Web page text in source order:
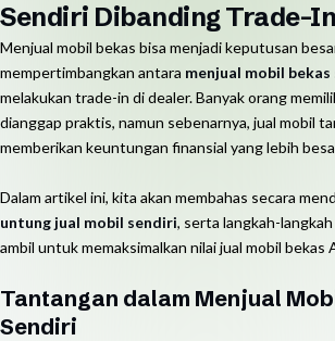
Sendiri Dibanding Trade-In
Menjual mobil bekas bisa menjadi keputusan
mempertimbangkan antara menjual mobil
melakukan trade-in di dealer. Banyak orang
dianggap praktis, namun sebenarnya, jual mobil
memberikan keuntungan finansial yang lebih
Dalam artikel ini, kita akan membahas secara
untung jual mobil sendiri, serta langkah-
ambil untuk memaksimalkan nilai jual mobil bekas
Tantangan dalam Menjual
Sendiri